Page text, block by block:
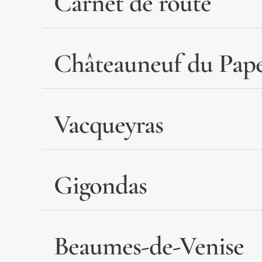
Châteauneuf du
Vacqueyras
Gigondas
Beaumes-de-Venise